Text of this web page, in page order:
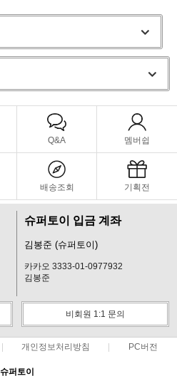
Q&A 멤버쉽
배송조회 기획전
슈퍼토이 입금 계좌
김봉준 (슈퍼토이)
카카오 3333-01-0977932
김봉준
비회원 1:1 문의
개인정보처리방침 PC버전
슈퍼토이